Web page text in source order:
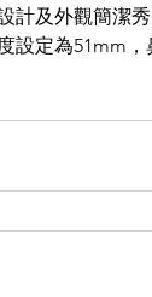
計及外觀簡潔
設定為51mm，